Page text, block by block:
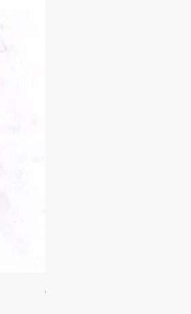
Orgie WOW! Blowjob Spray -